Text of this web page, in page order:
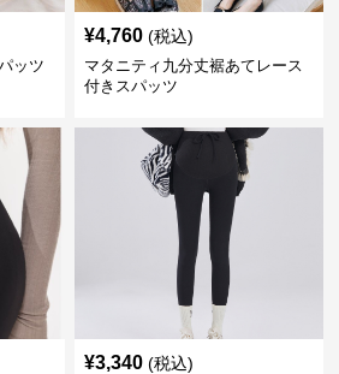
ッツ
¥4,760 (税込)
マタニティ九分丈裾あてレース
付きスパッツ
¥3,340 (税込)